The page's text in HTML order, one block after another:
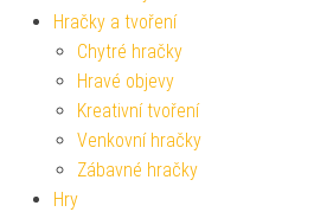
Hračky a tvoření
Chytré hračky
Hravé objevy
Kreativní tvoření
Venkovní hračky
Zábavné hračky
Hry